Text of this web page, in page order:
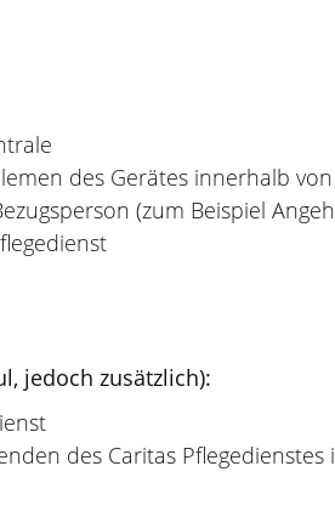
des Gerätes innerhalb
(zum Beispiel
jedoch zusätzlich):
des Caritas